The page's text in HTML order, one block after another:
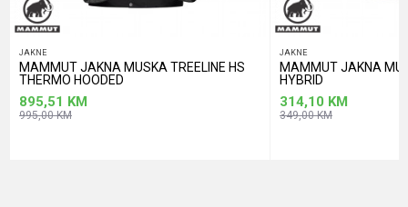
JAKNE
MAMMUT JAKNA MUSKA TREELINE HS
THERMO HOODED
895,51 KM
995,00KM
JAKNE
MAMMUT JAKNA
HYBRID
314,10 KM
349,00KM